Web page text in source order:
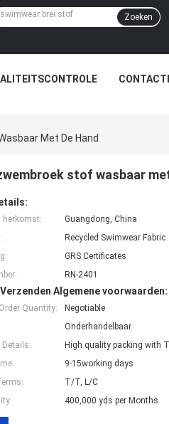
Zoeken
Met De Hand
stof wasbaar
herkomst:
Guangdong, China
Recycled Swimwear Fabric
GRS Certificates
RN-2401
Algemene voorwaarden:
Quantity:
Negotiable
Onderhandelbaar
Details:
High quality packing with
9-15working days
T/T, L/C
400,000 yds per Months